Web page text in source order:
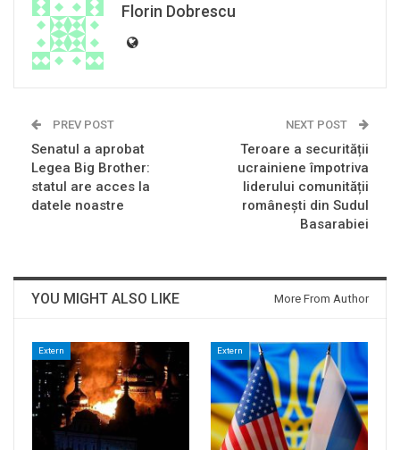
Florin Dobrescu
PREV POST
Senatul a aprobat
Legea Big Brother:
statul are acces la
datele noastre
NEXT POST
Teroare a securității
ucrainiene împotriva
liderului comunității
românești din Sudul
Basarabiei
YOU MIGHT ALSO LIKE More From Author
Extern Extern